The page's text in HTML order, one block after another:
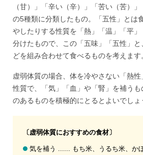
（甘）」「辛い（辛）」「苦い（苦）」
の5種類に分類したもの。「五性」とは
やしたりする性質を「熱」「温」「平
分けたもので、この「五味」「五性」
どを組み合わせて食べるものを考えます
虚弱体質の場合、体を冷やさない「熱
性質で、「気」「血」や「腎」を補うも
のあるものを積極的にとるとよいでしょ
〔虚弱体質におすすめの食材〕
気を補う ...... もち米、うるち米、か